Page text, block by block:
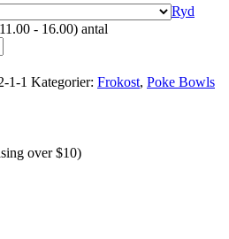
Ryd
- 16.00) antal
1-1 Kategorier: Frokost, Poke Bowls
over $10)